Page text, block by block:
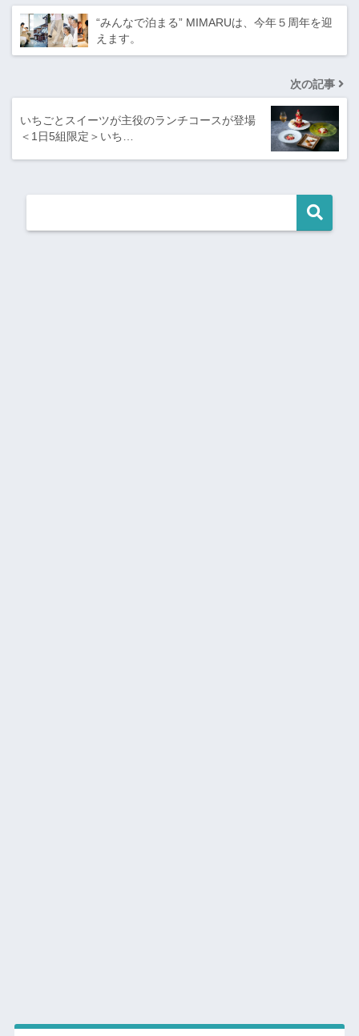
“みんなで泊まる” MIMARUは、今年５周年を迎
えます。
次の記事
いちごとスイーツが主役のランチコースが登場
＜1日5組限定＞いち…